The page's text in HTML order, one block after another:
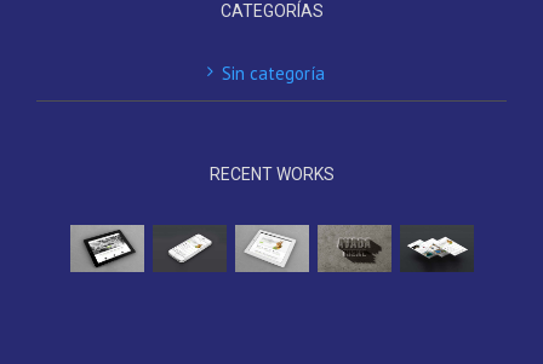
CATEGORÍAS
Sin categoría
RECENT WORKS